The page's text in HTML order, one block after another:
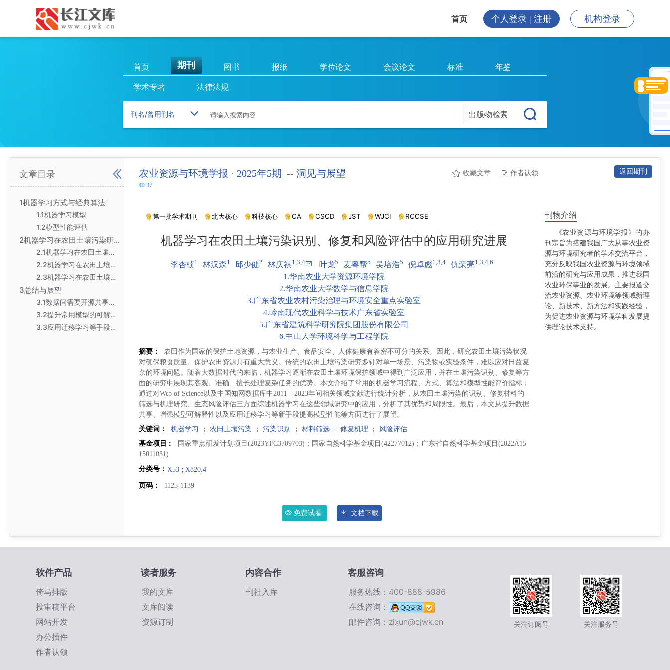
首页 个人登录 | 注册 机构登录
首页 期刊 图书 报纸 学位论文 会议论文 标准
年鉴
学术专著
法律法规
出版物检索
文章目录
1机器学习方式与经典算法
1.1机器学习模型
1.2模型性能评估
2机器学习在农田土壤污染研究中的应用
2.1机器学习在农田土壤污染识别中的应用
2.2机器学习在农田土壤污染修复材料筛选和修复机理研究中的应用
2.3机器学习在农田土壤生态风险评估中的应用
3总结与展望
3.1数据间需要开源共享，解决“数据孤岛”的问题，提升模型学习范围
3.2提升常用模型的可解释性，解决模型应用的限制
3.3应用迁移学习等手段，缩短模型构建时间，提高模型性能
返回期刊
农业资源与环境学报 · 2025年5期 --洞见与展望 收藏文章 作者认领
37
第一批学术期刊 北大核心 科技核心 CA CSCD JST WJCI RCCSE
机器学习在农田土壤污染识别、修复和风险评估中的应用研究进展
李杏桢1 林汉森1 邱少健2 林庆祺1,3,4 叶龙5 麦粤帮5 吴培浩5 倪卓彪1,3,4 仇荣亮1,3,4,6
1 .华南农业大学资源环境学院
2.华南农业大学数学与信息学院
3.广东省农业农村污染治理与环境安全重点实验室
4.岭南现代农业科学与技术广东省实验室
5.广东省建筑科学研究院集团股份有限公司
6.中山大学环境科学与工程学院
摘要：
农田作为国家的保护土地资源，与农业生产、食品安全、人体健康有着密不可分的关系。因此，研究农田土壤污染状况
对确保粮食质量、保护农田资源具有重大意义。传统的农田土壤污染研究多针对单一场景、污染物或实验条件，难以应对日益复
杂的环境问题。随着大数据时代的来临，机器学习逐渐在农田土壤环境保护领域中得到广泛应用，并在土壤污染识别、修复等方
面的研究中展现其客观、准确、擅长处理复杂任务的优势。本文介绍了常用的机器学习流程、方式、算法和模型性能评价指标；
通过对Web of Science以及中国知网数据库中2011—2023年间相关领域文献进行统计分析，从农田土壤污染的识别、修复材料的
筛选与机理研究、生态风险评估三方面综述机器学习在这些领域研究中的应用，分析了其优势和局限性。最后，本文从提升数据
共享、增强模型可解释性以及应用迁移学习等新手段提高模型性能等方面进行了展望。
关键词：
机器学习 ；农田土壤污染 ；污染识别 ；材料筛选 ；修复机理 ； 风险评估
基金项目：
国家重点研发计划项目(2023YFC3709703)；国家自然科学基金项目(42277012)；广东省自然科学基金项目(2022A15
15011031)
分类号： X53 ；X820.4
页码： 1125-1139
免费试看 文档下载
刊物介绍
《农业资源与环境学报》的办
刊宗旨为搭建我国广大从事农业资
源与环境研究者的学术交流平台，
充分反映我国农业资源与环境领域
前沿的研究与应用成果，推进我国
农业环保事业的发展。主要报道交
流农业资源、农业环境等领域新理
论、新技术、新方法和实践经验，
为促进农业资源与环境学科发展提
供理论技术支持。
软件产品 读者服务 内容合作 客服咨询
倚马排版
投审稿平台
网站开发
办公插件
作者认领
我的文库
文库阅读
资源订制
刊社入库
服务热线：400-888-5986
在线咨询：
邮件咨询：zixun@cjwk.cn
关注订阅号 关注服务号